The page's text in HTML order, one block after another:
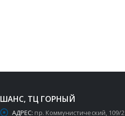
ШАНС, ТЦ ГОРНЫЙ
АДРЕС: пр. Коммунистический, 109/2